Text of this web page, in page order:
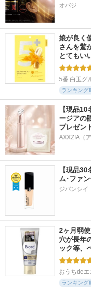
オバジ
娘が良く
さんを驚
とてもい
5番 白玉グ
ランキング
【現品
ージアの
プレゼン
AXXZIA（
【現品
ジバンシイ
2ヶ月弱
穴が長年
ック等、
おうちde
ランキング